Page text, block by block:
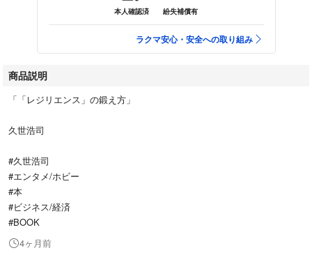
本人確認済 紛失補償有
ラクマ安心・安全への取り組み
商品説明
「「レジリエンス」の鍛え方」
久世浩司
#久世浩司
#エンタメ/ホビー
#本
#ビジネス/経済
#BOOK
4ヶ月前